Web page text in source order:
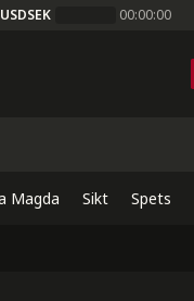
USDSEK 00:00:00
Magda Sikt Spets